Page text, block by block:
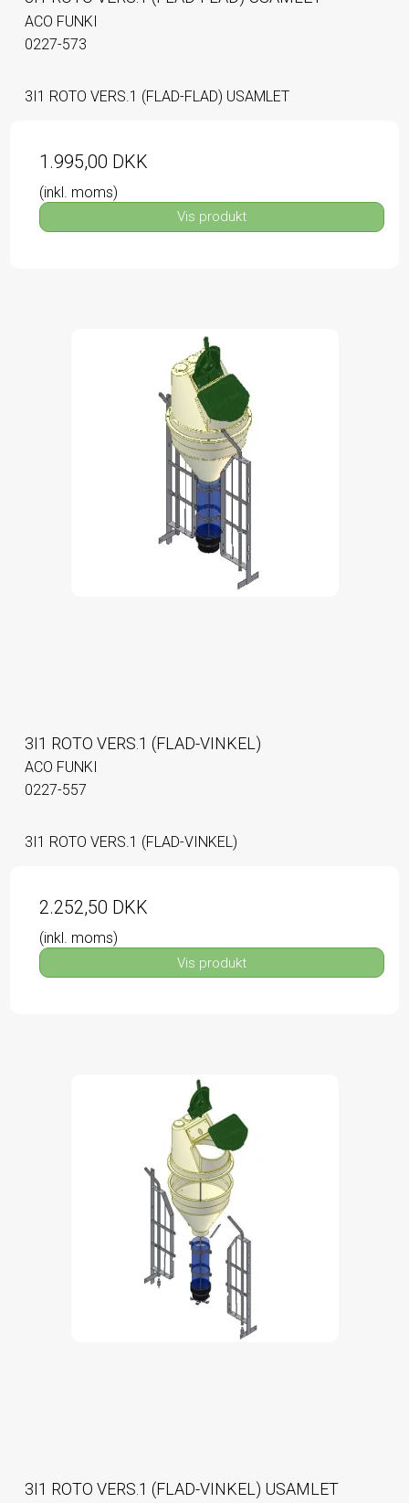
ACO FUNKI
0227-573
3I1 ROTO VERS.1 (FLAD-FLAD) USAMLET
1.995,00 DKK
(inkl. moms)
Vis produkt
3I1 ROTO VERS.1 (FLAD-VINKEL)
ACO FUNKI
0227-557
3I1 ROTO VERS.1 (FLAD-VINKEL)
2.252,50 DKK
(inkl. moms)
Vis produkt
3I1 ROTO VERS.1 (FLAD-VINKEL) USAMLET